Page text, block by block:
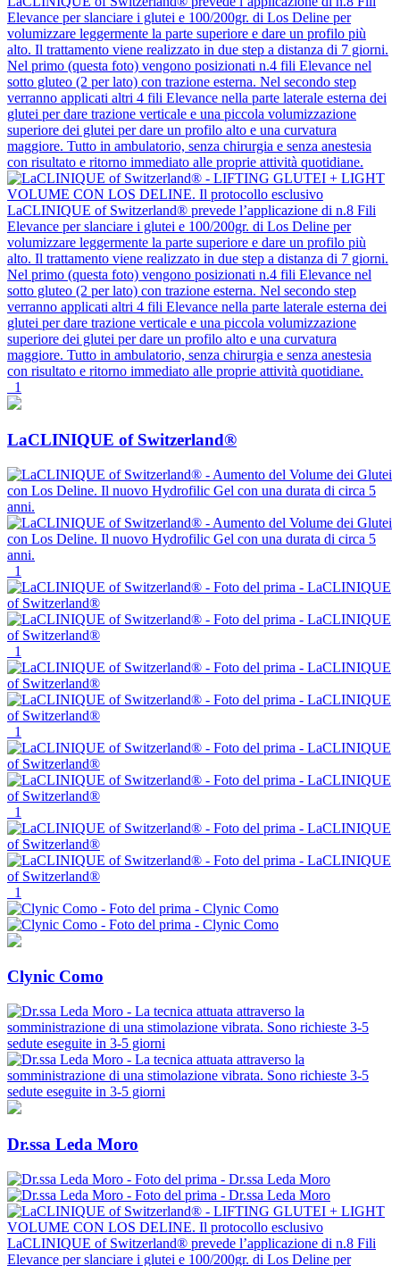
1
LaCLINIQUE of Switzerland®
1
1
1
1
1
Clynic Como
Dr.ssa Leda Moro